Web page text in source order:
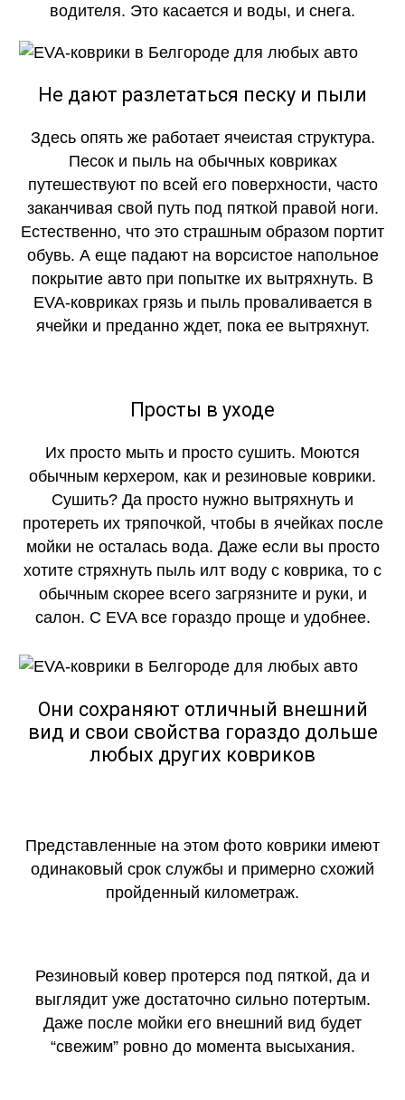
водителя. Это касается и воды, и снега.
Не дают разлетаться песку и пыли
Здесь опять же работает ячеистая структура.
Песок и пыль на обычных ковриках
путешествуют по всей его поверхности, часто
заканчивая свой путь под пяткой правой ноги.
Естественно, что это страшным образом портит
обувь. А еще падают на ворсистое напольное
покрытие авто при попытке их вытряхнуть. В
EVA-ковриках грязь и пыль проваливается в
ячейки и преданно ждет, пока ее вытряхнут.
Просты в уходе
Их просто мыть и просто сушить. Моются
обычным керхером, как и резиновые коврики.
Сушить? Да просто нужно вытряхнуть и
протереть их тряпочкой, чтобы в ячейках после
мойки не осталась вода. Даже если вы просто
хотите стряхнуть пыль илт воду с коврика, то с
обычным скорее всего загрязните и руки, и
салон. С EVA все гораздо проще и удобнее.
Они сохраняют отличный внешний
вид и свои свойства гораздо дольше
любых других ковриков
Представленные на этом фото коврики имеют
одинаковый срок службы и примерно схожий
пройденный километраж.
Резиновый ковер протерся под пяткой, да и
выглядит уже достаточно сильно потертым.
Даже после мойки его внешний вид будет
“свежим” ровно до момента высыхания.